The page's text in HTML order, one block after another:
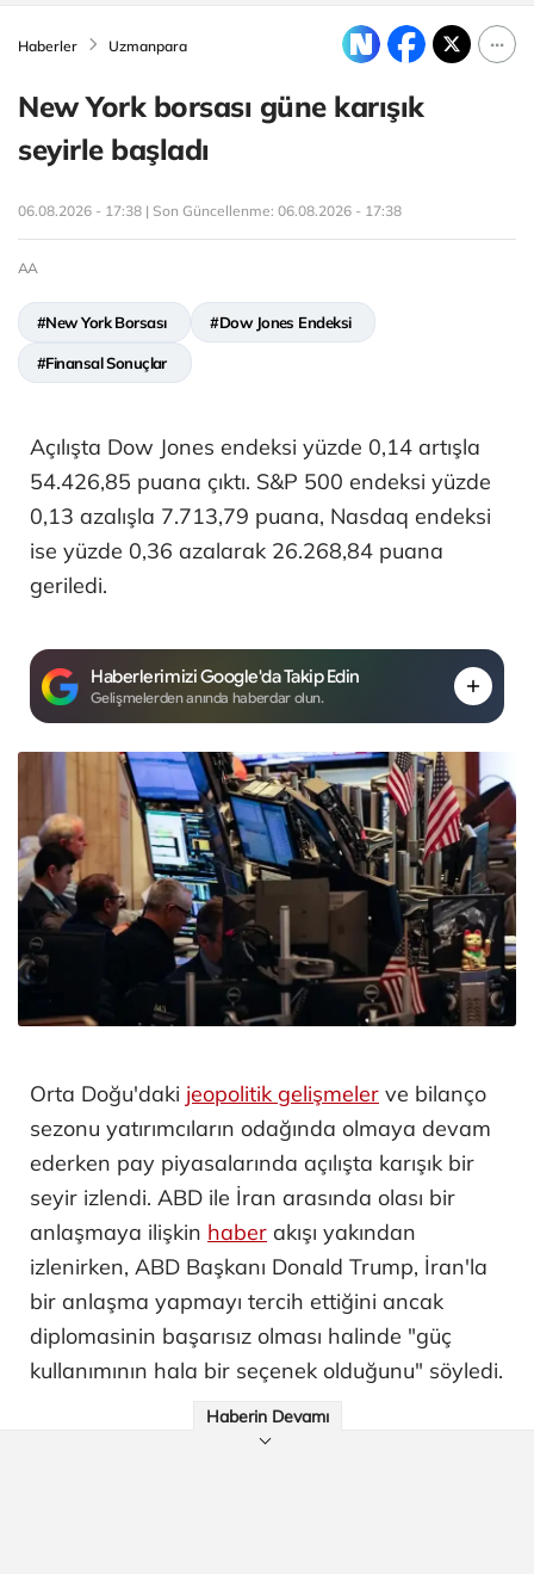
Haberler Uzmanpara
New York borsası güne karışık
seyirle başladı
06.08.2026 - 17:38 | Son Güncellenme: 06.08.2026 - 17:38
AA
#New York Borsası #Dow Jones Endeksi
#Finansal Sonuçlar
Açılışta Dow Jones endeksi yüzde 0,14 artışla
54.426,85 puana çıktı. S&P 500 endeksi yüzde
0,13 azalışla 7.713,79 puana, Nasdaq endeksi
ise yüzde 0,36 azalarak 26.268,84 puana
geriledi.
Haberlerimizi Google'da Takip Edin
Gelişmelerden anında haberdar olun.
Orta Doğu'daki jeopolitik gelişmeler ve bilanço
sezonu yatırımcıların odağında olmaya devam
ederken pay piyasalarında açılışta karışık bir
seyir izlendi. ABD ile İran arasında olası bir
anlaşmaya ilişkin haber akışı yakından
izlenirken, ABD Başkanı Donald Trump, İran'la
bir anlaşma yapmayı tercih ettiğini ancak
diplomasinin başarısız olması halinde "güç
kullanımının hala bir seçenek olduğunu" söyledi.
Haberin Devamı